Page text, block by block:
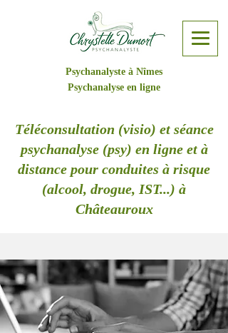
Psychanalyste à Nîmes
Psychanalyse en ligne
Téléconsultation (visio) et séance
psychanalyse (psy) en ligne et à
distance pour conduites à risque
(alcool, drogue, IST...) à
Châteauroux